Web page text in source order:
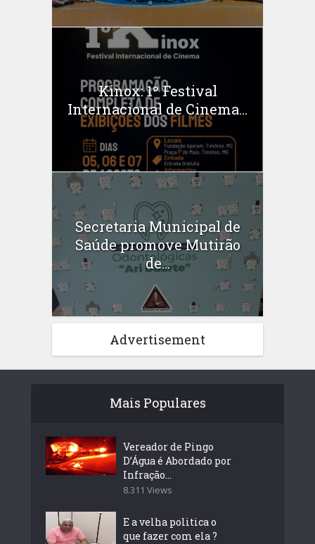
Kinox: 1º Festival
Internacional de Cinema...
Secretaria Municipal de
Saúde promove Mutirão
de...
Advertisement
Mais Populares
Vereador de Pingo
D’Água é Abordado por
Infração...
8.311 Views
E a velha politica o
que fazer com ela ?